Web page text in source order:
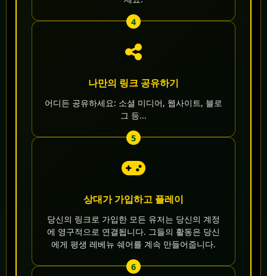
4
나만의 링크 공유하기
어디든 공유하세요: 소셜 미디어, 웹사이트, 블로
그 등...
5
상대가 가입하고 플레이
당신의 링크로 가입한 모든 유저는 당신의 계정
에 영구적으로 연결됩니다. 그들의 활동은 당신
에게 평생 레베뉴 쉐어를 계속 만들어줍니다.
6